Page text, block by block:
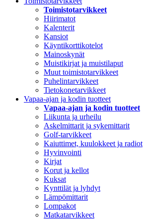
Toimistotarvikkeet
Hiirimatot
Kalenterit
Kansiot
Käyntikorttikotelot
Mainoskynät
Muistikirjat ja muistilaput
Muut toimistotarvikkeet
Puhelintarvikkeet
Tietokonetarvikkeet
Vapaa-ajan ja kodin tuotteet
Vapaa-ajan ja kodin tuotteet
Liikunta ja urheilu
Askelmittarit ja sykemittarit
Golf-tarvikkeet
Kaiuttimet, kuulokkeet ja radiot
Hyvinvointi
Kirjat
Korut ja kellot
Kuksat
Kynttilät ja lyhdyt
Lämpömittarit
Lompakot
Matkatarvikkeet